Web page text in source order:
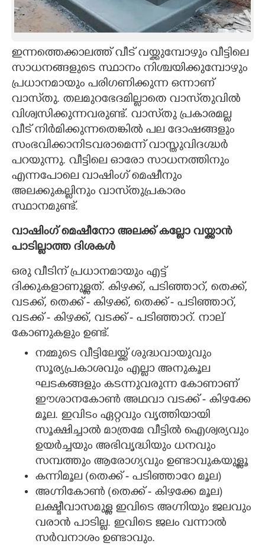
ASTRO
CARTOONS
LITERATURE
ZOOM
CONTACT US
ഇന്നത്തെക്കാലത്ത് വീട് വയ്ക്കുമ്പോഴും വീട്ടിലെ
സാധനങ്ങളുടെ സ്ഥാനം നിശ്ചയിക്കുമ്പോഴും
പ്രധാനമായും പരിഗണിക്കുന്ന ഒന്നാണ്
വാസ്‌തു. തലമുറഭേദമില്ലാതെ വാസ്‌തുവിൽ
വിശ്വസിക്കുന്നവരുണ്ട്. വാസ്‌തു പ്രകാരമല്ല
വീട് നിർമിക്കുന്നതെങ്കിൽ പല ദോഷങ്ങളും
സംഭവിക്കാനിടവരാമെന്ന് വാസ്തുവിദഗ്ദ്ധർ
പറയുന്നു. വീട്ടിലെ ഓരോ സാധനത്തിനും
എന്നപോലെ വാഷിംഗ് മെഷീനും
അലക്കുകല്ലിനും വാസ്‌തുപ്രകാരം
സ്ഥാനമുണ്ട്.
വാഷിംഗ് മെഷീനോ അലക്ക് കല്ലോ വയ്ക്കാൻ
പാടില്ലാത്ത ദിശകൾ
ഒരു വീടിന് പ്രധാനമായും എട്ട്
ദിക്കുകളാണുള്ളത്. കിഴക്ക്, പടിഞ്ഞാറ്, തെക്ക്‌,
വടക്ക്, തെക്ക് - കിഴക്ക്, തെക്ക് - പടിഞ്ഞാറ്,
വടക്ക് - കിഴക്ക്, വടക്ക് - പടിഞ്ഞാറ്. നാല്
കോണുകളും ഉണ്ട്.
നമ്മുടെ വീട്ടിലേയ്ക്ക് ശുദ്ധവായുവും
സൂര്യപ്രകാശവും എല്ലാ അനുകൂല
ഘടകങ്ങളും കടന്നുവരുന്ന കോണാണ്
ഈശാനകോൺ അഥവാ വടക്ക് - കിഴക്കേ
മൂല. ഇവിടം ഏറ്റവും വൃത്തിയായി
സൂക്ഷിച്ചാൽ മാത്രമേ വീട്ടിൽ ഐശ്വര്യവും
ഉയർച്ചയും അഭിവൃദ്ധിയും ധനവും
സമ്പത്തും ആരോഗ്യവും ഉണ്ടാവുകയുള്ളൂ
കന്നിമൂല (തെക്ക് - പടിഞ്ഞാറേ മൂല)
അഗ്നികോൺ (തെക്ക് - കിഴക്കേ മൂല)
ലക്ഷ്മീവാസമുള്ള ഇവിടെ അഗ്നിയും ജലവും
വരാൻ പാടില്ല. ഇവിടെ ജലം വന്നാൽ
സർവനാശം ഉണ്ടാവും.